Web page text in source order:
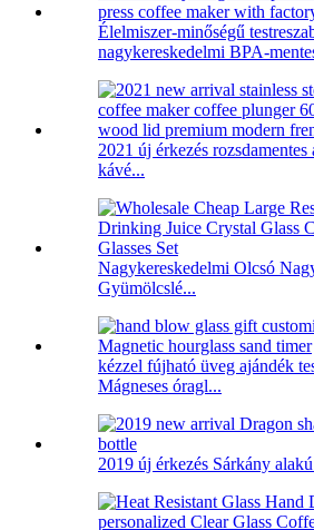
Élelmiszer-minőségű
nagykereskedelmi BPA-
2021 új érkezés
kávé...
Nagykereskedelmi Olcsó
Gyümölcslé...
kézzel fújható üveg ajándék
Mágneses óragl...
2019 új érkezés Sárkány